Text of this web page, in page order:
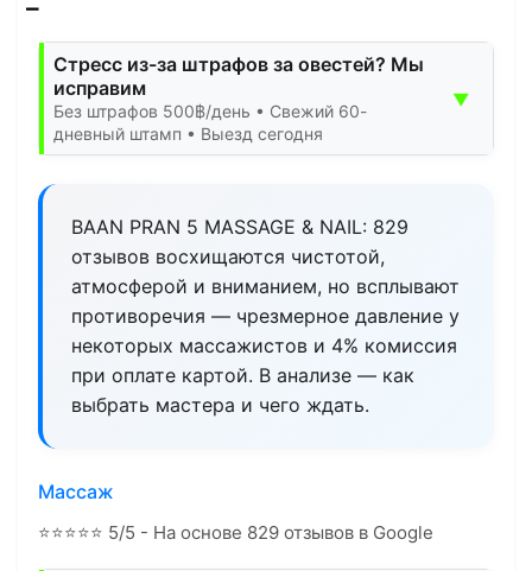
Стресс из-за штрафов за овестей? Мы
исправим
Без штрафов 500฿/день • Свежий 60-
дневный штамп • Выезд сегодня
▼
BAAN PRAN 5 MASSAGE & NAIL: 829
отзывов восхищаются чистотой,
атмосферой и вниманием, но всплывают
противоречия — чрезмерное давление у
некоторых массажистов и 4% комиссия
при оплате картой. В анализе — как
выбрать мастера и чего ждать.
Массаж
⭐⭐⭐⭐⭐ 5/5 - На основе 829 отзывов в Google